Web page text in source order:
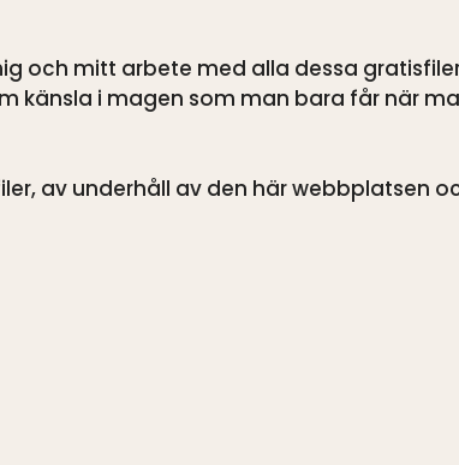
och mitt arbete med alla dessa
känsla i magen som man bara får när
av underhåll av den här webbplatsen